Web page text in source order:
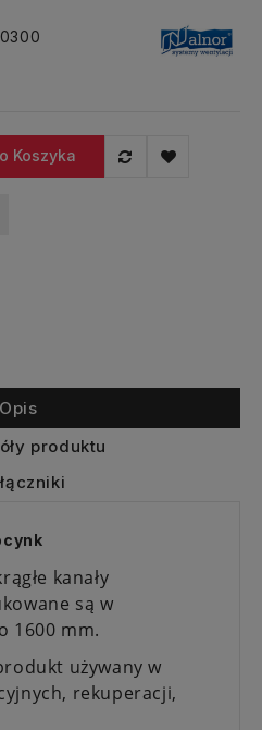
Koszyka
Opis
produktu
kanały
są w
1600 mm.
używany w
rekuperacji,